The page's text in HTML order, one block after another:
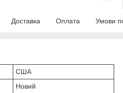
Доставка Оплата Умови
США
Новий